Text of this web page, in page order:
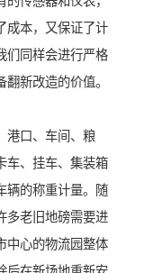
成本，又保证了计
们同样会进行严格
新改造的价值。
港口、车间、粮
车、挂车、集装箱
辆的称重计量。随
多老旧地磅需要进
中心的物流园整体